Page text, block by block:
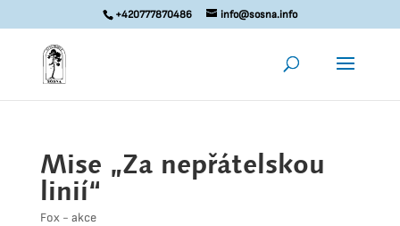
+420777870486 info@sosna.info
Mise „Za nepřátelskou
linií“
Fox - akce